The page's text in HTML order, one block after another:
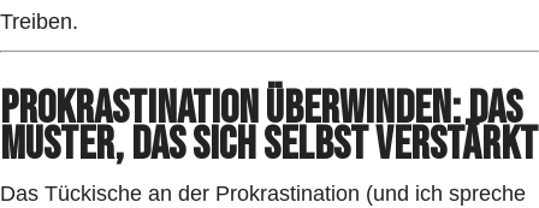
Treiben.
Prokrastination überwinden: Das
Muster, das sich selbst verstärkt
Das Tückische an der Prokrastination (und ich spreche